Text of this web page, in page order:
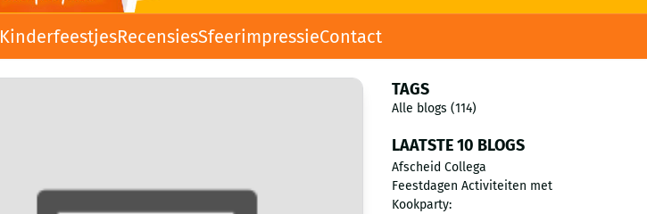
KinderfeestjesRecensiesSfeerimpressieContact
TAGS
Alle blogs (114)
LAATSTE 10 BLOGS
Afscheid Collega
Feestdagen Activiteiten met
Kookparty: